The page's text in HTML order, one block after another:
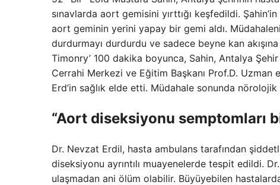
sınavlarda aort gemisini yırttığı keşfedildi.
aort geminin yerini yapay bir gemi aldı.
durdurmayı durdurdu ve sadece beyne kan
Timonry’ 100 dakika boyunca, Sahin, Antalya
Cerrahi Merkezi ve Eğitim Başkanı Prof.D. Uzman
Erd’in sağlık elde etti. Müdahale sonunda
“Aort diseksiyonu semptomları
Dr. Nevzat Erdil, hasta ambulans tarafından
diseksiyonu ayrıntılı muayenelerde tespit edildi.
ulaşmadan ani ölüm olabilir. Büyüyebilen